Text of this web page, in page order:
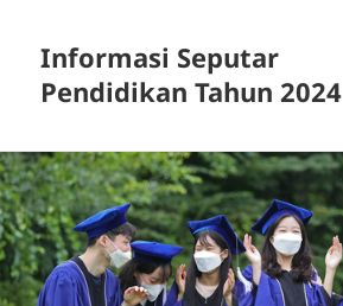
Informasi Seputar
Pendidikan Tahun 2024